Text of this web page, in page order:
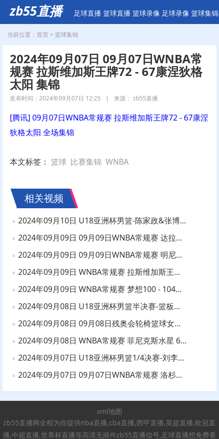
zb55直播 足球直播 篮球直播 篮球录像 足球录像 篮球集锦
当前位置： 首页> 篮球集锦
2024年09月07日 09月07日WNBA常
规赛 拉斯维加斯王牌72 - 67康涅狄格
太阳 集锦
发布时间：2024年09月07日 12:25 | 来源： zb55直播
[腾讯] 09月07日WNBA常规赛 拉斯维加斯王牌72 - 67康涅
狄格太阳 全场集锦
本文标签： 篮球 比赛集锦 WNBA
相关视频
2024年09月10日 U18亚洲杯男篮-陈家政&张博源22分 中国21分大胜约旦夺季军！
2024年09月09日 09月09日WNBA常规赛 达拉斯飞翼77 - 92芝加哥天空 全场集锦
2024年09月09日 09月09日WNBA常规赛 明尼苏达山猫78 - 71华盛顿神秘人 全场集锦
2024年09月09日 WNBA常规赛 拉斯维加斯王牌 71 - 75 纽约自由人 全场集锦
2024年09月09日 WNBA常规赛 梦想100 - 104狂热 集锦！克拉克26分12助
2024年09月08日 U18亚洲杯男篮半决赛-篮板净负26个！中国队不敌新西兰
2024年09月08日 09月08日残奥会轮椅篮球女子铜牌赛 中国65-43加拿大 全场集锦
2024年09月08日 WNBA常规赛 菲尼克斯水星 66 - 90 西雅图风暴 全场集锦
2024年09月07日 U18亚洲杯男篮1/4决赛-刘李15+8 陈家政13分 中国46分大胜印度
2024年09月07日 09月07日WNBA常规赛 洛杉矶火花78 - 92芝加哥天空 全场集锦
xml地图
zb55直播网全程为你提供nba直播,cba直播,西甲直播,英超直播,欧冠直
播,中超直播,世界杯直播等高清无插件zb55直播信号,足球直播想免费看